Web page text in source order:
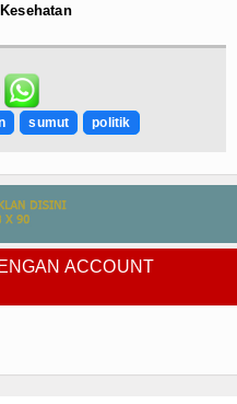
sumut politik
ACCOUNT